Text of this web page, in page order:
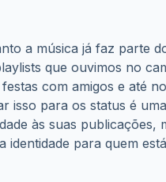
a música já faz parte
que ouvimos no
com amigos e até
isso para os status é
às suas publicações,
identidade para quem